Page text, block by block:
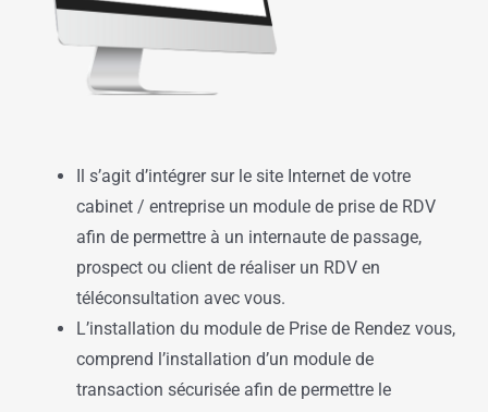
Il s’agit d’intégrer sur le site Internet de votre
cabinet / entreprise un module de prise de RDV
afin de permettre à un internaute de passage,
prospect ou client de réaliser un RDV en
téléconsultation avec vous.
L’installation du module de Prise de Rendez vous,
comprend l’installation d’un module de
transaction sécurisée afin de permettre le